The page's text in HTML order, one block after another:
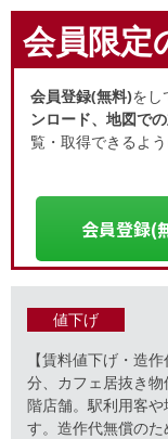
会員限定
会員登録(無料)をし
ンロード、地図で
覧・取得できるよう
会員登録(
値下げ
【賃料値下げ・造
分、カフェ居抜き
階店舗。駅利用客
す。造作代無償の